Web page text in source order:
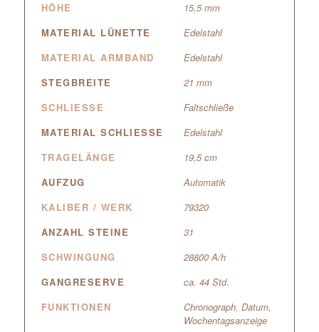
HÖHE
15,5 mm
MATERIAL LÜNETTE
Edelstahl
MATERIAL ARMBAND
Edelstahl
STEGBREITE
21 mm
SCHLIESSE
Faltschließe
MATERIAL SCHLIESSE
Edelstahl
TRAGELÄNGE
19,5 cm
AUFZUG
Automatik
KALIBER / WERK
79320
ANZAHL STEINE
31
SCHWINGUNG
28800 A/h
GANGRESERVE
ca. 44 Std.
FUNKTIONEN
Chronograph, Datum,
Wochentagsanzeige